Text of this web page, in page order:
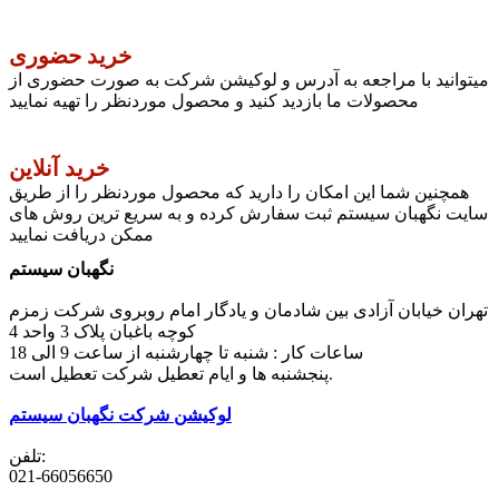
خرید حضوری
میتوانید با مراجعه به آدرس و لوکیشن شرکت به صورت حضوری از
محصولات ما بازدید کنید و محصول موردنظر را تهیه نمایید
خرید آنلاین
همچنین شما این امکان را دارید که محصول موردنظر را از طریق
سایت نگهبان سیستم ثبت سفارش کرده و به سریع ترین روش های
ممکن دریافت نمایید
نگهبان سیستم
تهران خیابان آزادی بین شادمان و یادگار امام روبروی شرکت زمزم
کوچه باغبان پلاک 3 واحد 4
پنجشنبه ها و ایام تعطیل شرکت تعطیل است.
لوکیشن شرکت نگهبان سیستم
تلفن:
021-66056650